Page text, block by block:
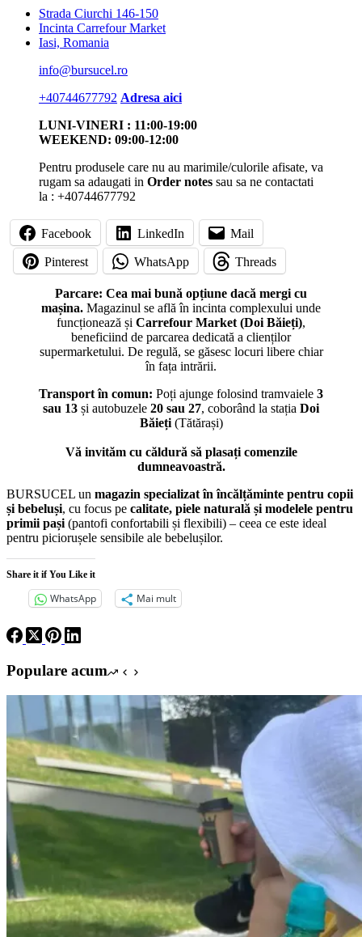
Strada Ciurchi 146-150
Incinta Carrefour Market
Iasi, Romania
info@bursucel.ro
+40744677792 Adresa aici
LUNI-VINERI : 11:00-19:00
WEEKEND: 09:00-12:00
Pentru produsele care nu au marimile/culorile afisate, va
rugam sa adaugati in Order notes sau sa ne contactati
la : +40744677792
Facebook LinkedIn Mail
Pinterest WhatsApp Threads
Parcare: Cea mai bună opțiune dacă mergi cu
mașina. Magazinul se află în incinta complexului unde
funcționează și Carrefour Market (Doi Băieți),
beneficiind de parcarea dedicată a clienților
supermarketului. De regulă, se găsesc locuri libere chiar
în fața intrării.
Transport în comun: Poți ajunge folosind tramvaiele 3
sau 13 și autobuzele 20 sau 27, coborând la stația Doi
Băieți(Tătărași)
Vă invităm cu căldură să plasați comenzile
dumneavoastră.
BURSUCEL un magazin specializat în încălțăminte pentru copii
și bebeluși, cu focus pe calitate, piele naturală și modelele pentru
primii pași(pantofi confortabili și flexibili) – ceea ce este ideal
pentru piciorușele sensibile ale bebelușilor.
Share it if You Like it
WhatsApp Mai mult
Populare acum